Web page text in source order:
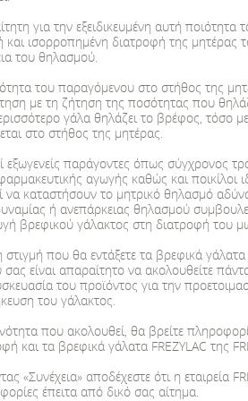
για την εξειδικευμένη αυτή ποιότητα
και ισορροπημένη διατροφή της μητέρας
του θηλασμού.
του παραγόμενου στο στήθος της
με τη ζήτηση της ποσότητας που
γάλα θηλάζει το βρέφος, τόσο
στο στήθος της μητέρας.
εξωγενείς παράγοντες όπως σύγχρονος
αγωγής καθώς και ποικίλοι
να καταστήσουν το μητρικό θηλασμό
ή ανεπάρκειας θηλασμού
βρεφικού γάλακτος στη διατροφή του
που θα εντάξετε τα βρεφικά
είναι απαραίτητο να ακολουθείτε
του προϊόντος για την
του γάλακτος.
που ακολουθεί, θα βρείτε
και τα βρεφικά γάλατα FREZYLAC της
«Συνέχεια» αποδέχεστε ότι η εταιρεία
έπειτα από δικό σας αίτημα.
Το FREZYLAC
6° μήνα έως τον
Βασισμένο στους
παρασκευάσματα
Περιέχει
λιπαρά οξέα,
και ω-6 λιπαρά
lactis)
- Χωρίς γλουτένη
- Συσκευασμένο
*Το μητρικό γάλα
πρώτο εξάμηνο
επαρκεί
γάλακτος. Η